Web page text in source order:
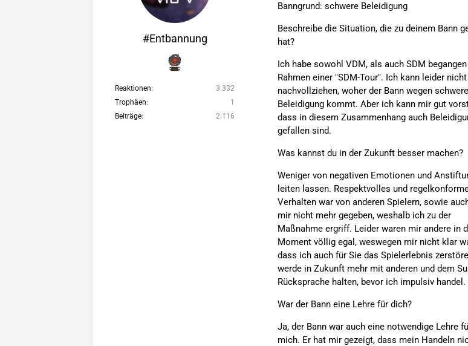
#Entbannung
Reaktionen
3.332
Trophäen
1
Beiträge
2.116
Banngrund: schwere Beleidigung
Beschreibe die Situation, die zu deinem Bann
hat?
Ich habe sowohl VDM, als auch SDM
Rahmen einer "SDM-Tour". Ich kann leider nicht
nachvollziehen, woher der Bann wegen
Beleidigung kommt. Aber ich kann mir gut
dass in diesem Zusammenhang auch
gefallen sind.
Was kannst du in der Zukunft besser machen?
Weniger von negativen Emotionen und
leiten lassen. Respektvolles und
Verhalten war von anderen Spielern, sowie
mir nicht mehr gegeben, weshalb ich zu der
Maßnahme ergriff. Leider waren mir andere in
Moment völlig egal, weswegen mir nicht klar
dass ich auch für Sie das Spielerlebnis
werde in Zukunft mehr mit anderen und dem
Rücksprache halten, bevor ich impulsiv handel.
War der Bann eine Lehre für dich?
Ja, der Bann war auch eine notwendige Lehre
mich. Er hat mir gezeigt, dass mein Handeln